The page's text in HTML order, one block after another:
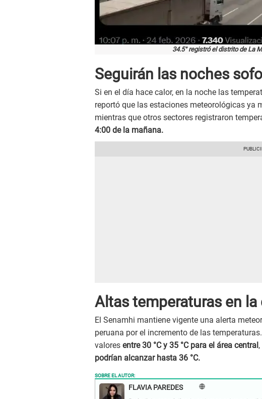
34.5° registró el distrito de La
Seguirán las noches
Si en el día hace calor, en la noche las
reportó que las estaciones meteorológicas ya
mientras que otros sectores registraron
4:00 de la mañana.
Altas temperaturas en
El Senamhi mantiene vigente una alerta
peruana por el incremento de las
valores entre 30 °C y 35 °C para el área central
podrían alcanzar hasta 36 °C.
SOBRE EL AUTOR:
FLAVIA PAREDES